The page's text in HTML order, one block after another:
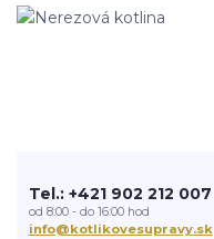
Tel.: +421 902 212 007
od 8:00 - do 16:00 hod
info@kotlikovesupravy.sk